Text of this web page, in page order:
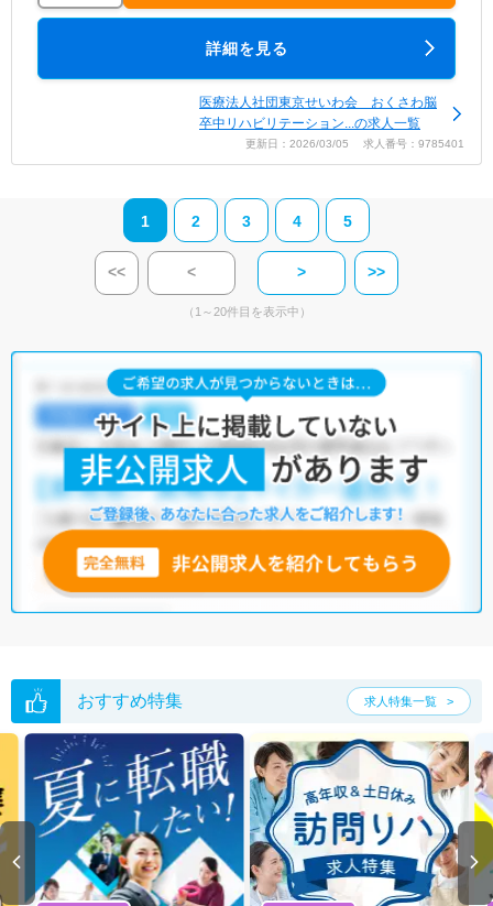
詳細を見る
医療法人社団東京せいわ会 おくさわ脳
卒中リハビリテーション...の求人一覧
更新日：2026/03/05 求人番号：9785401
1 2 3 4 5
<< < > >>
（1～20件目を表示中）
おすすめ特集 求人特集一覧